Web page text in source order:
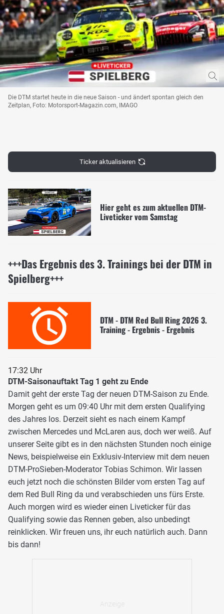
Die DTM startet heute in die neue Saison - und ändert spontan gleich den
Zeitplan, Foto: Motorsport-Magazin.com, IMAGO
Ticker aktualisieren
Hier geht es zum aktuellen DTM-
Liveticker vom Samstag
+++Das Ergebnis des 3. Trainings bei der DTM in
Spielberg+++
DTM - DTM Red Bull Ring 2026 3.
Training - Ergebnis - Ergebnis
17:32 Uhr
DTM-Saisonauftakt Tag 1 geht zu Ende
Damit geht der erste Tag der neuen DTM-Saison zu Ende.
Morgen geht es um 09:40 Uhr mit dem ersten Qualifying
des Jahres los. Derzeit sieht es nach einem Kampf
zwischen Mercedes und McLaren aus, doch wer weiß. Auf
unserer Seite gibt es in den nächsten Stunden noch einige
News, beispielweise ein Exklusiv-Interview mit dem neuen
DTM-ProSieben-Moderator Tobias Schimon. Wir lassen
euch jetzt noch die schönsten Bilder vom ersten Tag auf
dem Red Bull Ring da und verabschieden uns fürs Erste.
Auch morgen wird es wieder einen Liveticker für das
Qualifying sowie das Rennen geben, also unbedingt
reinklicken. Wir freuen uns, ihr euch natürlich auch. Dann
bis dann!